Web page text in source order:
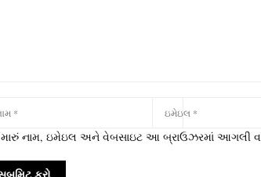
મારું નામ, ઇમેઇલ અને વેબસાઇટ આ બ્રાઉઝરમાં આગલી